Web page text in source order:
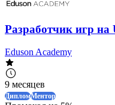
Разработчик игр
Eduson Academy
9 месяцев
ДипломМентор